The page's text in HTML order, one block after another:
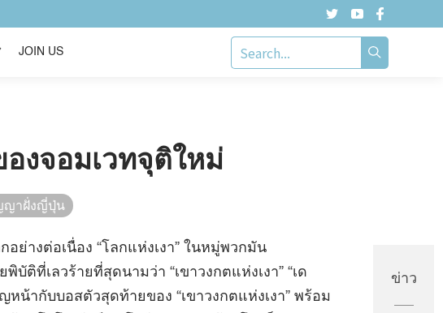
JOIN US
งจอมเวทจุติใหม่
ญาฝั่งญี่ปุ่น
ย่างต่อเนื่อง “โลกแห่งเงา” ในหมู่พวกมัน
ติที่เลวร้ายที่สุดนามว่า “เขาวงกตแห่งเงา” “เด
หน้ากับบอสตัวสุดท้ายของ “เขาวงกตแห่งเงา” พร้อม
ข่าว